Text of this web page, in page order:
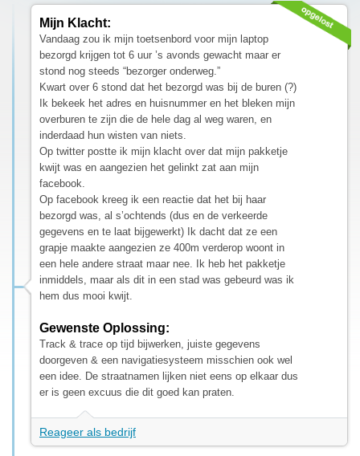
Mijn Klacht:
Vandaag zou ik mijn toetsenbord voor mijn laptop
bezorgd krijgen tot 6 uur ’s avonds gewacht maar er
stond nog steeds “bezorger onderweg.”
Kwart over 6 stond dat het bezorgd was bij de buren (?)
Ik bekeek het adres en huisnummer en het bleken mijn
overburen te zijn die de hele dag al weg waren, en
inderdaad hun wisten van niets.
Op twitter postte ik mijn klacht over dat mijn pakketje
kwijt was en aangezien het gelinkt zat aan mijn
facebook.
Op facebook kreeg ik een reactie dat het bij haar
bezorgd was, al s’ochtends (dus en de verkeerde
gegevens en te laat bijgewerkt) Ik dacht dat ze een
grapje maakte aangezien ze 400m verderop woont in
een hele andere straat maar nee. Ik heb het pakketje
inmiddels, maar als dit in een stad was gebeurd was ik
hem dus mooi kwijt.
Gewenste Oplossing:
Track & trace op tijd bijwerken, juiste gegevens
doorgeven & een navigatiesysteem misschien ook wel
een idee. De straatnamen lijken niet eens op elkaar dus
er is geen excuus die dit goed kan praten.
Reageer als bedrijf